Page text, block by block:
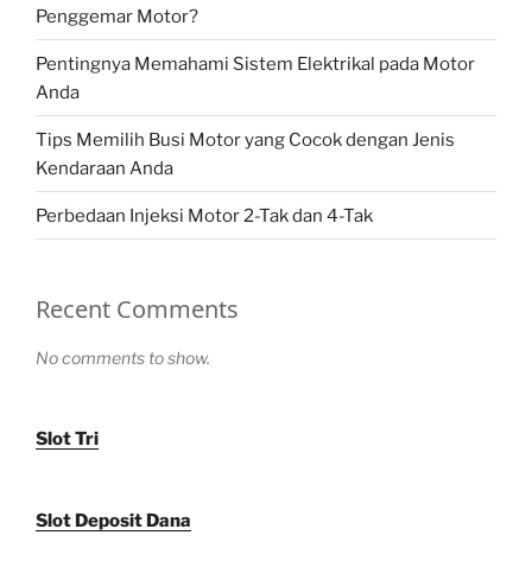
Penggemar Motor?
Pentingnya Memahami Sistem Elektrikal pada Motor
Anda
Tips Memilih Busi Motor yang Cocok dengan Jenis
Kendaraan Anda
Perbedaan Injeksi Motor 2-Tak dan 4-Tak
Recent Comments
No comments to show.
Slot Tri
Slot Deposit Dana